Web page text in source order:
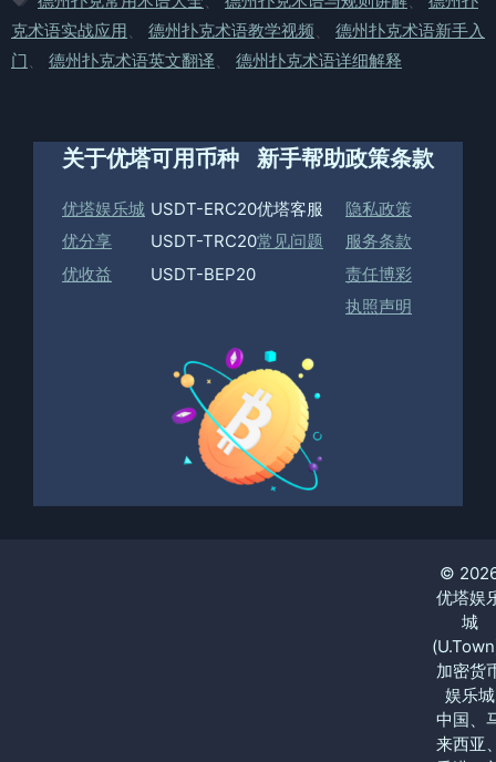
签
克术语实战应用
德州扑克术语教学视频
德州扑克术语新手入
门
德州扑克术语英文翻译 德州扑克术语详细解释
关于优塔
优塔娱乐城
优分享
优收益
可用币种
USDT-ERC20
USDT-TRC20
USDT-BEP20
新手帮助
优塔客服
常见问题
政策条款
隐私政策
服务条款
责任博彩
执照声明
©
优塔娱
城
加密货
娱乐城
中国、
来西亚